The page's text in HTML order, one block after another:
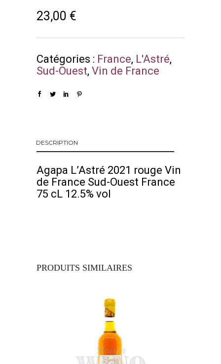
23,00 €
Catégories : France, L'Astré,
Sud-Ouest, Vin de France
DESCRIPTION
Agapa L’Astré 2021 rouge Vin
de France Sud-Ouest France
75 cL 12.5% vol
PRODUITS SIMILAIRES